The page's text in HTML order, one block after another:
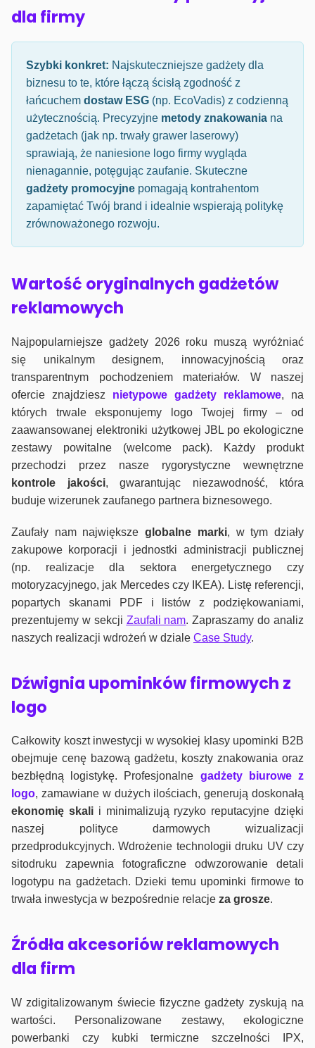
dla firmy
Szybki konkret: Najskuteczniejsze gadżety dla
biznesu to te, które łączą ścisłą zgodność z
łańcuchem dostaw ESG (np. EcoVadis) z codzienną
użytecznością. Precyzyjne metody znakowania na
gadżetach (jak np. trwały grawer laserowy)
sprawiają, że naniesione logo firmy wygląda
nienagannie, potęgując zaufanie. Skuteczne
gadżety promocyjne pomagają kontrahentom
zapamiętać Twój brand i idealnie wspierają politykę
zrównoważonego rozwoju.
Wartość oryginalnych gadżetów
reklamowych
Najpopularniejsze gadżety 2026 roku muszą wyróżniać
się unikalnym designem, innowacyjnością oraz
transparentnym pochodzeniem materiałów. W naszej
ofercie znajdziesz nietypowe gadżety reklamowe, na
których trwale eksponujemy logo Twojej firmy – od
zaawansowanej elektroniki użytkowej JBL po ekologiczne
zestawy powitalne (welcome pack). Każdy produkt
przechodzi przez nasze rygorystyczne wewnętrzne
kontrole jakości, gwarantując niezawodność, która
buduje wizerunek zaufanego partnera biznesowego.
Zaufały nam największeglobalne marki, w tym działy
zakupowe korporacji i jednostki administracji publicznej
(np. realizacje dla sektora energetycznego czy
motoryzacyjnego, jak Mercedes czy IKEA). Listę referencji,
popartych skanami PDF i listów z podziękowaniami,
prezentujemy w sekcji Zaufali nam. Zapraszamy do analiz
naszych realizacji wdrożeń w dziale Case Study.
Dźwignia upominków firmowych z
logo
Całkowity koszt inwestycji w wysokiej klasy upominki B2B
obejmuje cenę bazową gadżetu, koszty znakowania oraz
bezbłędną logistykę. Profesjonalne gadżety biurowe z
logo, zamawiane w dużych ilościach, generują doskonałą
ekonomię skalii minimalizują ryzyko reputacyjne dzięki
naszej polityce darmowych wizualizacji
przedprodukcyjnych. Wdrożenie technologii druku UV czy
sitodruku zapewnia fotograficzne odwzorowanie detali
logotypu na gadżetach. Dzieki temu upominki firmowe to
trwała inwestycja w bezpośrednie relacje za grosze.
Źródła akcesoriów reklamowych
dla firm
W zdigitalizowanym świecie fizyczne gadżety zyskują na
wartości. Personalizowane zestawy, ekologiczne
powerbanki czy kubki termiczne szczelności IPX,